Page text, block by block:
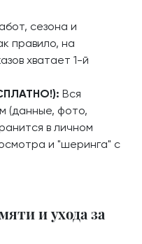
сезона и
правило, на
хватает 1-й
Вся
(данные, фото,
в личном
и "шеринга" с
и ухода за